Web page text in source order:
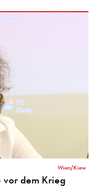
Wien/Kiew
vor dem Krieg